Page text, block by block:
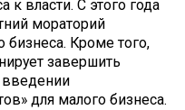
власти. С этого года
мораторий
Кроме того,
завершить
введении
для малого бизнеса.